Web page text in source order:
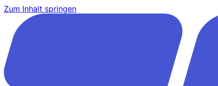
Zum Inhalt springen